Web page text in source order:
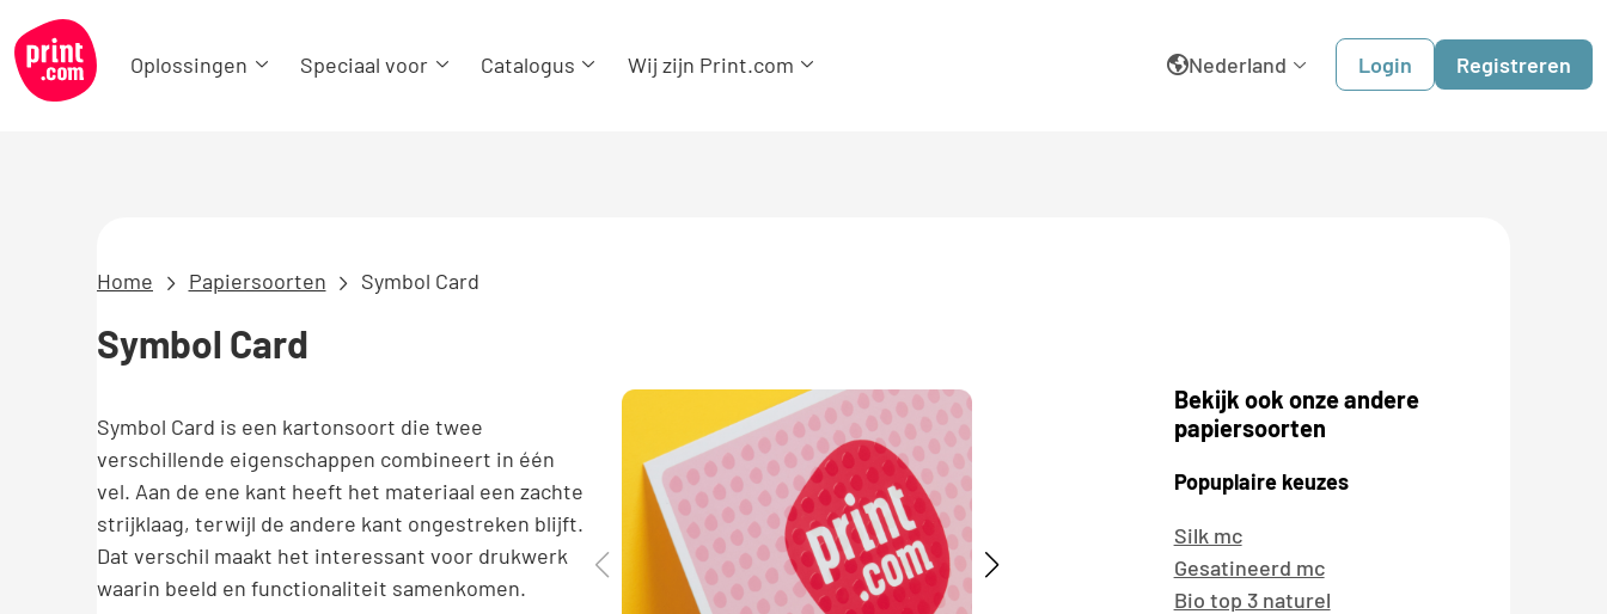
Oplossingen Speciaal voor Catalogus Wij zijn Print.com Nederland
Deutschland
Italia
Login Registreren
Home Papiersoorten Symbol Card
Symbol Card
Symbol Card is een kartonsoort die twee
verschillende eigenschappen combineert in één
vel. Aan de ene kant heeft het materiaal een zachte
strijklaag, terwijl de andere kant ongestreken blijft.
Dat verschil maakt het interessant voor drukwerk
waarin beeld en functionaliteit samenkomen.
Bekijk ook onze andere
papiersoorten
Popuplaire keuzes
Silk mc
Gesatineerd mc
Bio top 3 naturel